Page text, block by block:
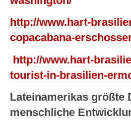
http://www.hart-
copacabana-
http://www.hart-
tourist-in-brasilien-
Lateinamerikas größte
menschliche